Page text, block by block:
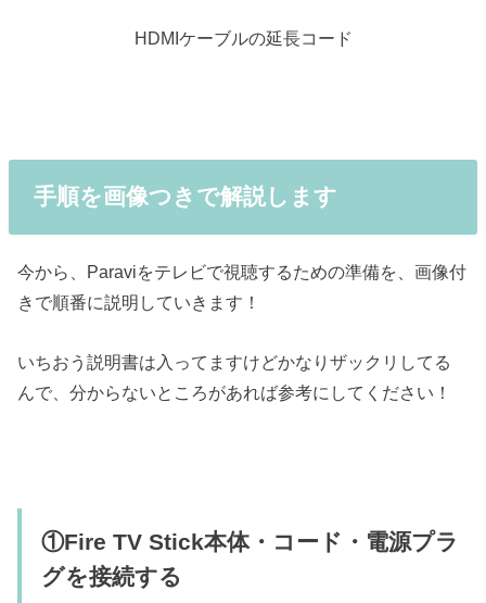
HDMIケーブルの延長コード
手順を画像つきで解説します
今から、Paraviをテレビで視聴するための準備を、画像付
きで順番に説明していきます！
いちおう説明書は入ってますけどかなりザックリしてる
んで、分からないところがあれば参考にしてください！
①Fire TV Stick本体・コード・電源プラ
グを接続する